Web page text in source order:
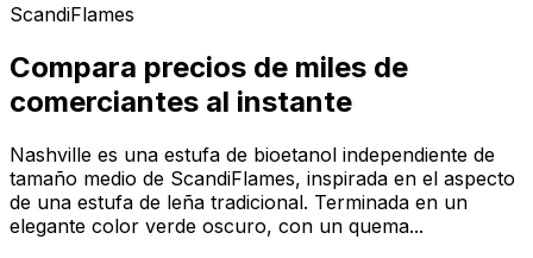
ScandiFlames
Compara precios de miles de
comerciantes al instante
Nashville es una estufa de bioetanol independiente de
tamaño medio de ScandiFlames, inspirada en el aspecto
de una estufa de leña tradicional. Terminada en un
elegante color verde oscuro, con un quema...